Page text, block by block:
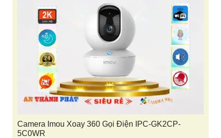
Camera Imou Xoay 360 Gọi Điện IPC-GK2CP-
5C0WR